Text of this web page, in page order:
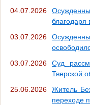
04.07.2026
благодаря
03.07.2026
03.07.2026
Суд
Тверской
25.06.2026
Житель
переходе